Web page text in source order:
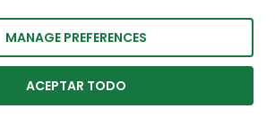
MANAGE PREFERENCES
ACEPTAR TODO